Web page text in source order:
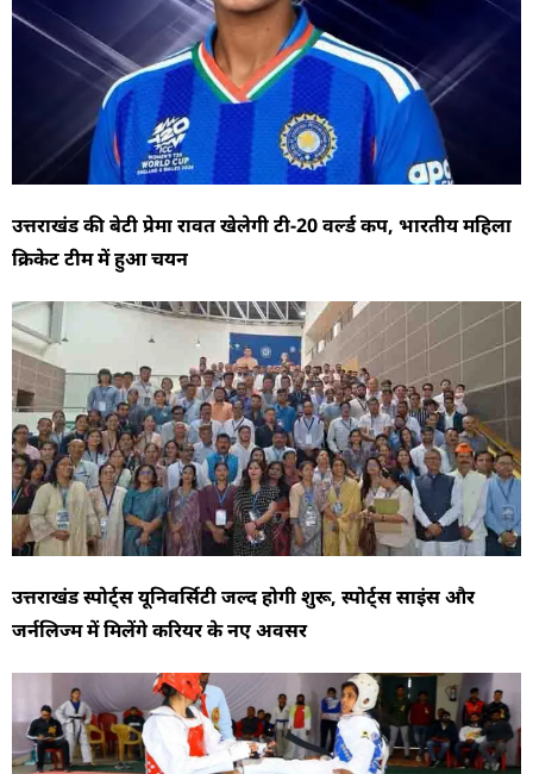
उत्तराखंड की बेटी प्रेमा रावत खेलेगी टी-20 वर्ल्ड कप, भारतीय महिला
क्रिकेट टीम में हुआ चयन
उत्तराखंड स्पोर्ट्स यूनिवर्सिटी जल्द होगी शुरू, स्पोर्ट्स साइंस और
जर्नलिज्म में मिलेंगे करियर के नए अवसर